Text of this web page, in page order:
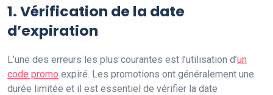
1. Vérification de la date
d’expiration
L’une des erreurs les plus courantes est l’utilisation d’un
code promo expiré. Les promotions ont généralement une
durée limitée et il est essentiel de vérifier la date